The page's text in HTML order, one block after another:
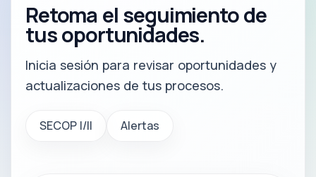
Retoma el seguimiento de
tus oportunidades.
Inicia sesión para revisar oportunidades y
actualizaciones de tus procesos.
SECOP I/II Alertas